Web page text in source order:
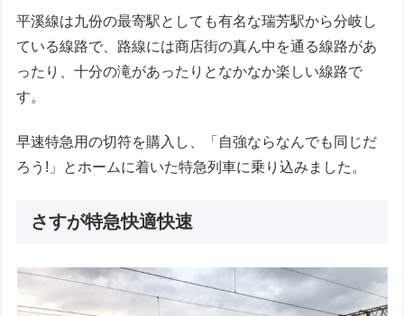
平溪線は九份の最寄駅としても有名な瑞芳駅から分岐し
ている線路で、路線には商店街の真ん中を通る線路があ
ったり、十分の滝があったりとなかなか楽しい線路で
す。
早速特急用の切符を購入し、「自強ならなんでも同じだ
ろう!」とホームに着いた特急列車に乗り込みました。
さすが特急快適快速